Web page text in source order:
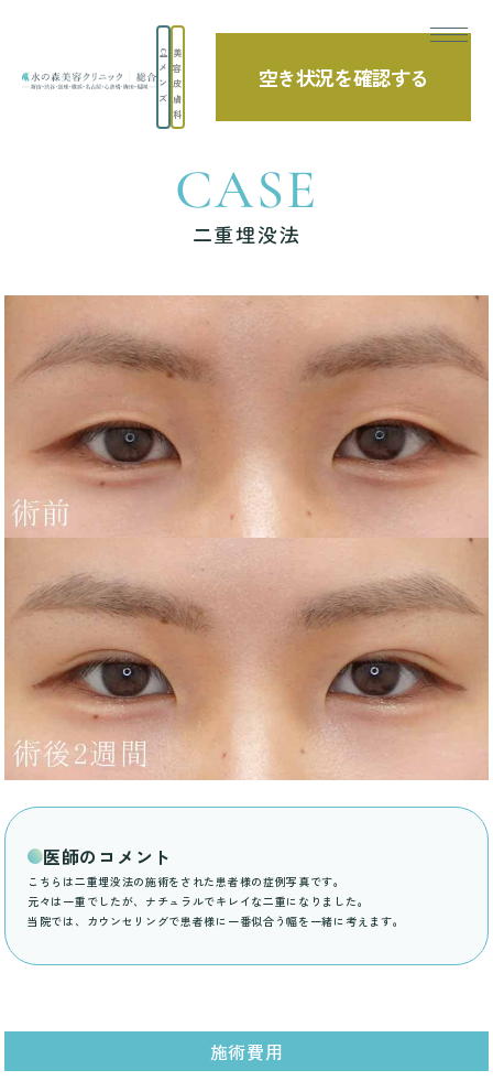
メ
ン
ズ
美
容
皮
膚
科
空き状況を確認する
TOP 症例写真 二重埋没法
CASE
二重埋没法
医師のコメント
こちらは二重埋没法の施術をされた患者様の症例写真です。
元々は一重でしたが、ナチュラルでキレイな二重になりました。
当院では、カウンセリングで患者様に一番似合う幅を一緒に考えます。
施術費用